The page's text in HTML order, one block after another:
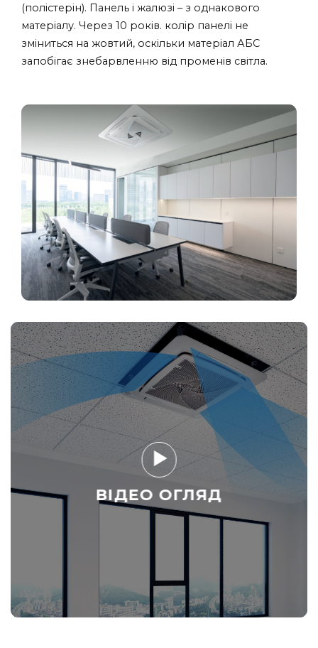
(полістерін). Панель і жалюзі – з однакового
матеріалу. Через 10 років. колір панелі не
зміниться на жовтий, оскільки матеріал АБС
запобігає знебарвленню від променів світла.
ВІДЕО ОГЛЯД